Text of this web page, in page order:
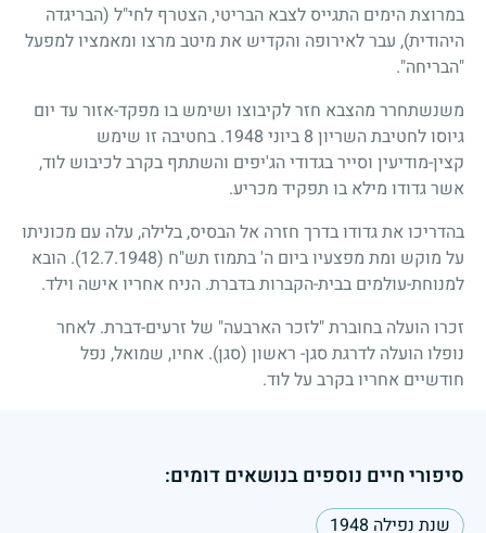
במרוצת הימים התגייס לצבא הבריטי, הצטרף לחי"ל (הבריגדה
היהודית), עבר לאירופה והקדיש את מיטב מרצו ומאמציו למפעל
"הבריחה".
משנשתחרר מהצבא חזר לקיבוצו ושימש בו מפקד-אזור עד יום
גיוסו לחטיבת השריון 8 ביוני 1948. בחטיבה זו שימש
קצין-מודיעין וסייר בגדודי הג'יפים והשתתף בקרב לכיבוש לוד,
אשר גדודו מילא בו תפקיד מכריע.
בהדריכו את גדודו בדרך חזרה אל הבסיס, בלילה, עלה עם מכוניתו
על מוקש ומת מפצעיו ביום ה' בתמוז תש"ח (12.7.1948)
. הובא
למנוחת-עולמים בבית-הקברות בדברת. הניח אחריו אישה וילד.
זכרו הועלה בחוברת "לזכר הארבעה" של זרעים-דברת. לאחר
נופלו הועלה לדרגת סגן- ראשון (סגן). אחיו, שמואל, נפל
חודשיים אחריו בקרב על לוד.
סיפורי חיים נוספים בנושאים דומים:
שנת נפילה 1948